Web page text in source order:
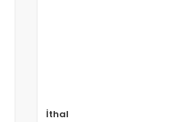
İthal